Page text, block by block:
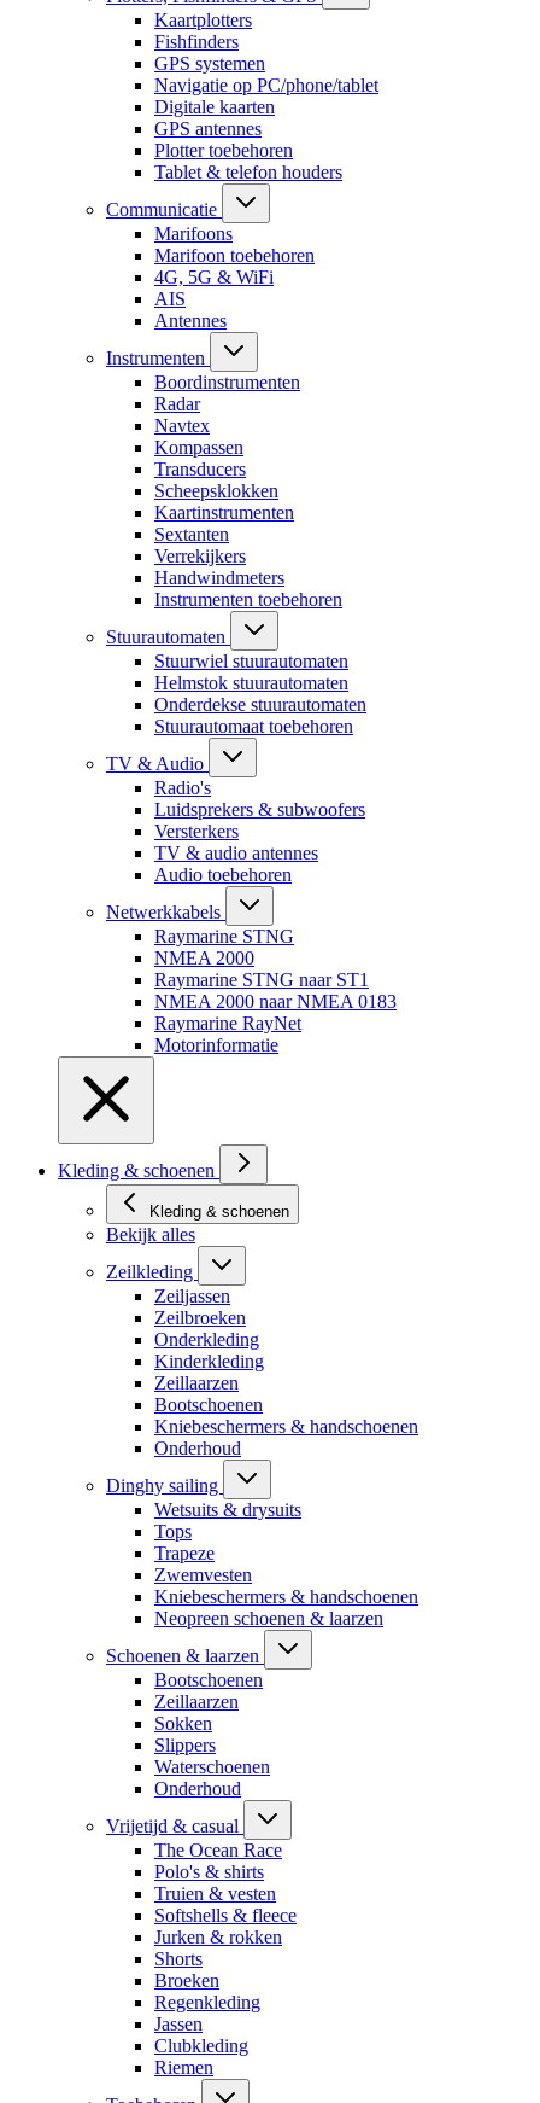
Kaartplotters
Fishfinders
GPS systemen
Navigatie op PC/phone/tablet
Digitale kaarten
GPS antennes
Plotter toebehoren
Tablet & telefon houders
Communicatie
Marifoons
Marifoon toebehoren
4G, 5G & WiFi
AIS
Antennes
Instrumenten
Boordinstrumenten
Radar
Navtex
Kompassen
Transducers
Scheepsklokken
Kaartinstrumenten
Sextanten
Verrekijkers
Handwindmeters
Instrumenten toebehoren
Stuurautomaten
Stuurwiel stuurautomaten
Helmstok stuurautomaten
Onderdekse stuurautomaten
Stuurautomaat toebehoren
TV & Audio
Radio's
Luidsprekers & subwoofers
Versterkers
TV & audio antennes
Audio toebehoren
Netwerkkabels
Raymarine STNG
NMEA 2000
Raymarine STNG naar ST1
NMEA 2000 naar NMEA 0183
Raymarine RayNet
Motorinformatie
Kleding & schoenen
Kleding & schoenen
Bekijk alles
Zeilkleding
Zeiljassen
Zeilbroeken
Onderkleding
Kinderkleding
Zeillaarzen
Bootschoenen
Kniebeschermers & handschoenen
Onderhoud
Dinghy sailing
Wetsuits & drysuits
Tops
Trapeze
Zwemvesten
Kniebeschermers & handschoenen
Neopreen schoenen & laarzen
Schoenen & laarzen
Bootschoenen
Zeillaarzen
Sokken
Slippers
Waterschoenen
Onderhoud
Vrijetijd & casual
The Ocean Race
Polo's & shirts
Truien & vesten
Softshells & fleece
Jurken & rokken
Shorts
Broeken
Regenkleding
Jassen
Clubkleding
Riemen